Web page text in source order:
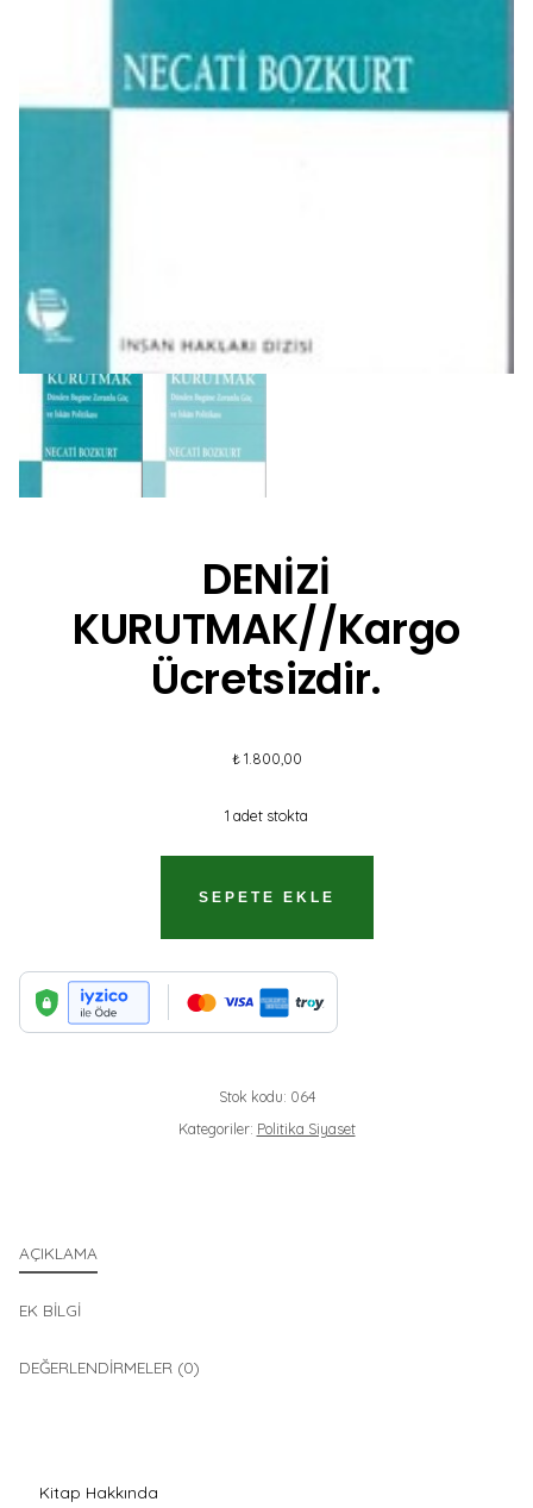
DENİZİ
KURUTMAK//Kargo
Ücretsizdir.
₺1.800,00
1 adet stokta
KURUTMAK//KARGO
ÜCRETSIZDIR.
ADET
SEPETE EKLE
Stok kodu: 064
Kategoriler: Politika Siyaset
AÇIKLAMA
EK BILGI
DEĞERLENDIRMELER (0)
Kitap Hakkında